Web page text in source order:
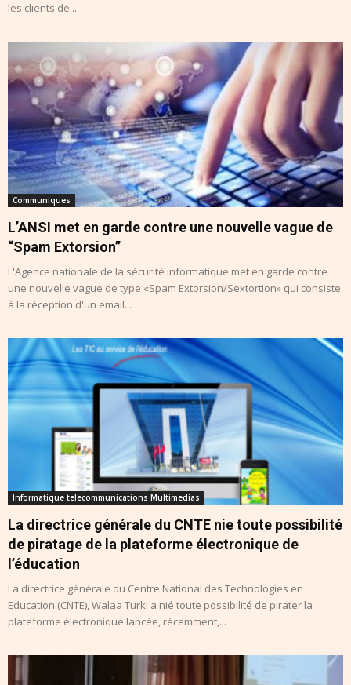
les clients de...
Communiques
L’ANSI met en garde contre une nouvelle vague de
“Spam Extorsion”
L'Agence nationale de la sécurité informatique met en garde contre
une nouvelle vague de type «Spam Extorsion/Sextortion» qui consiste
à la réception d'un email...
Informatique telecommunications Multimedias
La directrice générale du CNTE nie toute possibilité
de piratage de la plateforme électronique de
l’éducation
La directrice générale du Centre National des Technologies en
Education (CNTE), Walaa Turki a nié toute possibilité de pirater la
plateforme électronique lancée, récemment,...